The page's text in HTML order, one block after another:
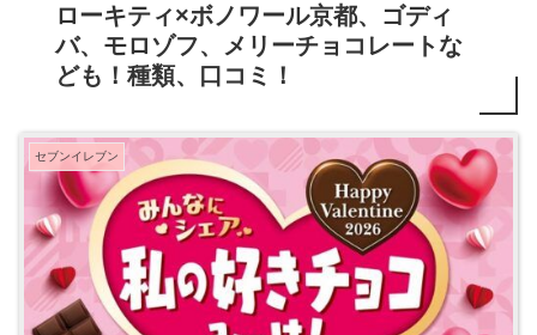
ローキティ×ボノワール京都、ゴディ
バ、モロゾフ、メリーチョコレートな
ども！種類、口コミ！
セブンイレブン